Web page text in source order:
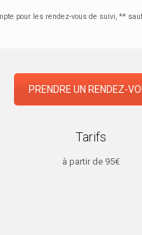
pour les rendez-vous de suivi, **
PRENDRE UN RENDEZ-
Tarifs
à partir de 95€